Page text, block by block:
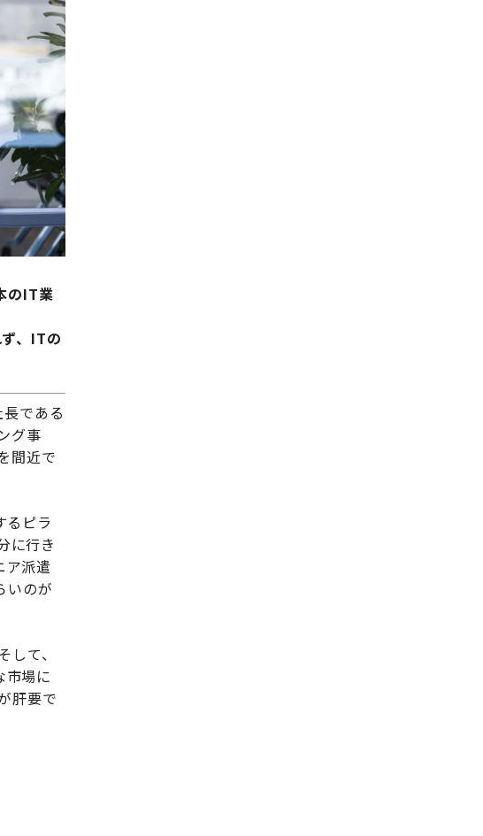
のIT業
、ITの
である
グ事
間近で
るピラ
に行き
ア派遣
いのが
て、
市場に
肝要で